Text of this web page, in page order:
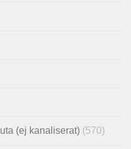
(ej kanaliserat) (570)